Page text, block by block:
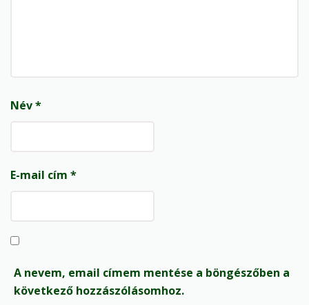
Név*
E-mail cím *
A nevem, email címem mentése a böngészőben a
következő hozzászólásomhoz.